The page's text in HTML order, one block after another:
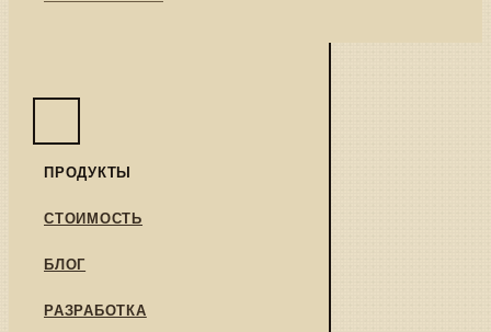
ПРОДУКТЫ
СТОИМОСТЬ
БЛОГ
РАЗРАБОТКА